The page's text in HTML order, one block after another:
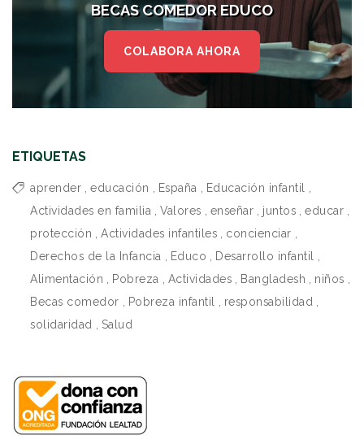
BECAS COMEDOR EDUCO
COLABORA AHORA
ETIQUETAS
aprender educación España Educación infantil
Actividades en familia
Valores enseñar juntos educar
protección
Actividades infantiles concienciar
Derechos de la Infancia
Educo Desarrollo infantil
Alimentación
Pobreza Actividades Bangladesh niños
Becas comedor
Pobreza infantil responsabilidad
solidaridad
Salud